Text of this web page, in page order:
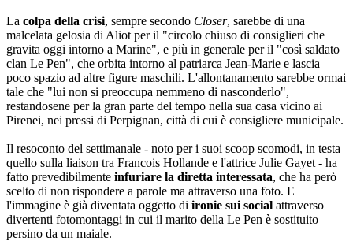
La colpa della crisi, sempre secondo Closer, sarebbe di una
malcelata gelosia di Aliot per il "circolo chiuso di consiglieri che
gravita oggi intorno a Marine", e più in generale per il "così saldato
clan Le Pen", che orbita intorno al patriarca Jean-Marie e lascia
poco spazio ad altre figure maschili. L'allontanamento sarebbe ormai
tale che "lui non si preoccupa nemmeno di nasconderlo",
restandosene per la gran parte del tempo nella sua casa vicino ai
Pirenei, nei pressi di Perpignan, città di cui è consigliere municipale.
Il resoconto del settimanale - noto per i suoi scoop scomodi, in testa
quello sulla liaison tra Francois Hollande e l'attrice Julie Gayet - ha
fatto prevedibilmente infuriare la diretta interessata, che ha però
scelto di non rispondere a parole ma attraverso una foto. E
l'immagine è già diventata oggetto di ironie sui social attraverso
divertenti fotomontaggi in cui il marito della Le Pen è sostituito
persino da un maiale.